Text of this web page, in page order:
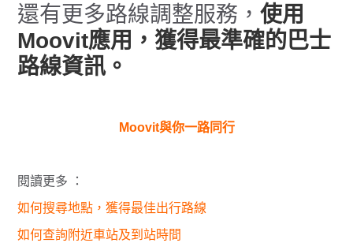
還有更多路線調整服務， 使用
Moovit應用，獲得最準確的巴士
路線資訊。
Moovit與你一路同行
閱讀更多 ：
如何搜尋地點，獲得最佳出行路線
如何查詢附近車站及到站時間